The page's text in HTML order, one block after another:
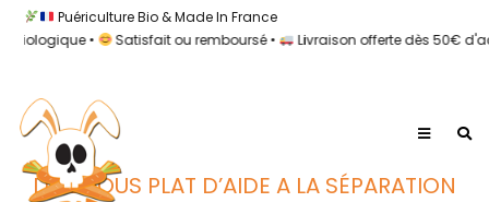
Puériculture Bio & Made In France
Biologique •
Satisfait ou remboursé • Livraison offerte dès 50€
DOUDOUS PLAT D’AIDE A LA SÉPARATION